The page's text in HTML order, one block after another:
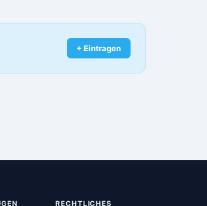
+ Eintragen
RECHTLICHES